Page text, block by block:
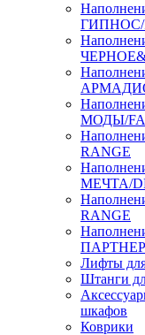
ГИПНОС/
МОДЫ/
RANGE
МЕЧТА/
RANGE
ПАРТНЕР/
Лифты
Штанги
шкафов
Коврики